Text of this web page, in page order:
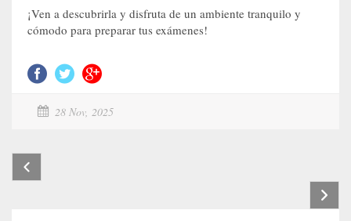
¡Ven a descubrirla y disfruta de un ambiente tranquilo y
cómodo para preparar tus exámenes!
28 Nov, 2025